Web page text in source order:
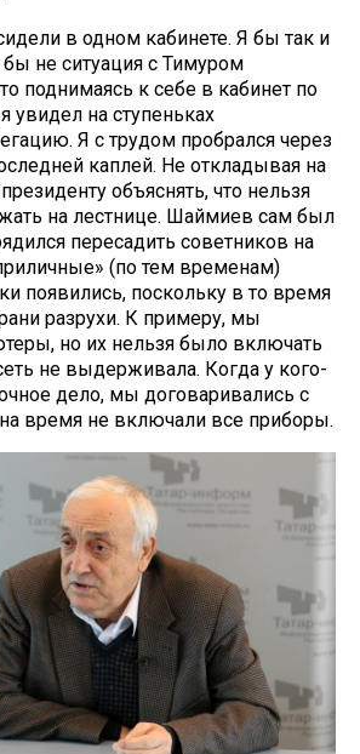
в одном кабинете. Я бы так и
бы не ситуация с Тимуром
поднимаясь к себе в кабинет по
увидел на ступеньках
Я с трудом пробрался через
каплей. Не откладывая на
объяснять, что нельзя
на лестнице. Шаймиев сам был
пересадить советников на
(по тем временам)
появились, поскольку в то время
разрухи. К примеру, мы
но их нельзя было включать
не выдерживала. Когда у кого-
дело, мы договаривались с
время не включали все приборы.